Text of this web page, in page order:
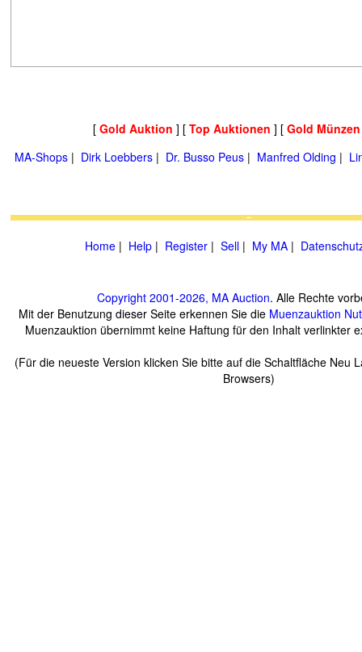
[ Gold Auktion ] [ Top Auktionen ] [ Gold
MA-Shops | Dirk Loebbers | Dr. Busso Peus | Manfred Olding |
Home | Help | Register | Sell | My MA |
Copyright 2001-2026, MA Auction. Alle Rechte
Mit der Benutzung dieser Seite erkennen Sie die Muenzauktion
Muenzauktion übernimmt keine Haftung für den Inhalt verlinkter
(Für die neueste Version klicken Sie bitte auf die Schaltfläche Neu
Browsers)